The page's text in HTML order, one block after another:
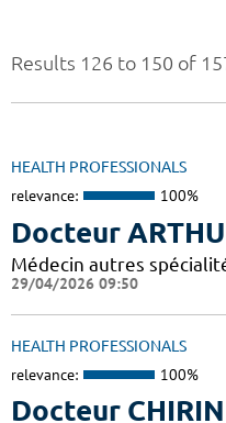
Results 126 to 150 of
HEALTH PROFESSIONALS
relevance: 100%
Docteur
Médecin autres
29/04/2026 09:50
HEALTH PROFESSIONALS
relevance: 100%
Docteur